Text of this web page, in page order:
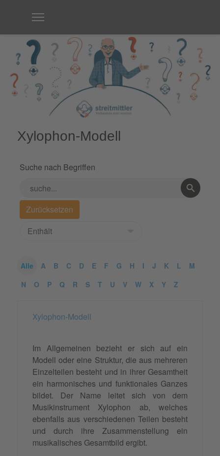
Xylophon-Modell
Suche nach Begriffen
Alle A B C D E F G H I J K L
M
N
O P Q R S T U V W X Y Z
Xylophon-Modell
Im Allgemeinen bezieht er sich auf ein
Modell oder eine Struktur, die aus mehreren
Einzelteilen besteht und in ihrer Gesamtheit
ein harmonisches und funktionales Ganzes
bildet. Der Name leitet sich von dem
Musikinstrument Xylophon ab, welches
ebenfalls aus verschiedenen Teilen besteht
und durch ihre Zusammenstellung ein
musikalisches Gesamtbild ergibt.